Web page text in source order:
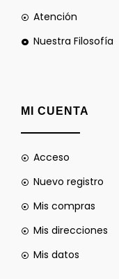
Atención
Nuestra Filosofía
MI CUENTA
Acceso
Nuevo registro
Mis compras
Mis direcciones
Mis datos